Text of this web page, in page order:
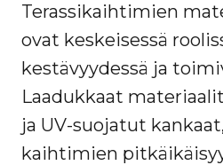
Terassikaihtimien
ovat keskeisessä
kestävyydessä ja
Laadukkaat
ja UV-suojatut
kaihtimien